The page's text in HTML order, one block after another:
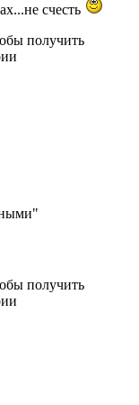
счесть
получить
получить